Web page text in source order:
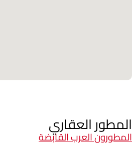
المطور العقاري
المطورون العرب القابضة